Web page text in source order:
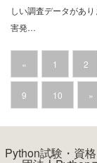
しい調査データがあ
害発…
« 1 2
9 10 »
Python試験・資